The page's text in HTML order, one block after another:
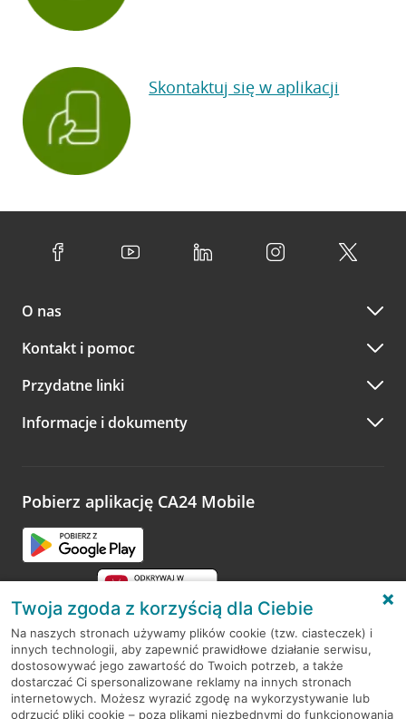
Skontaktuj się w aplikacji
O nas
Kontakt i pomoc
Przydatne linki
Informacje i dokumenty
Pobierz aplikację CA24 Mobile
RODO
Regulamin serwisu
Twoja zgoda z korzyścią dla Ciebie
Na naszych stronach używamy plików cookie (tzw. ciasteczek) i
innych technologii, aby zapewnić prawidłowe działanie serwisu,
dostosowywać jego zawartość do Twoich potrzeb, a także
dostarczać Ci spersonalizowane reklamy na innych stronach
internetowych. Możesz wyrazić zgodę na wykorzystywanie lub
odrzucić pliki cookie – poza plikami niezbędnymi do funkcjonowania